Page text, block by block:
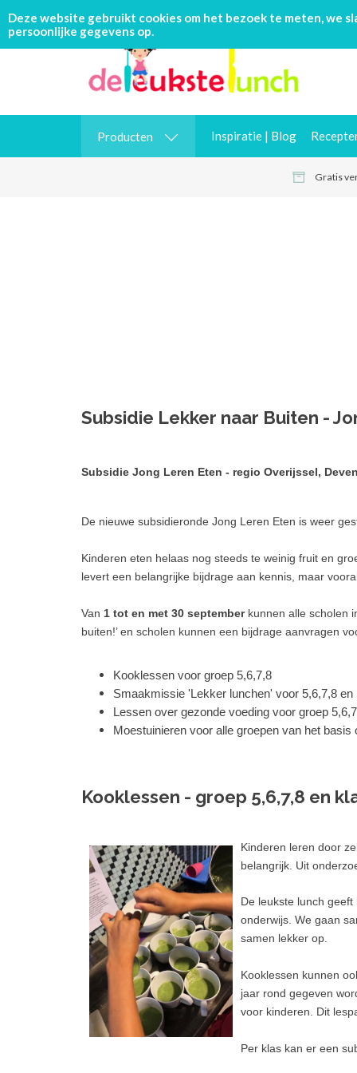
Producten Inspiratie | Blog
Gratis
Subsidie Lekker naar Buiten -
Subsidie Jong Leren Eten - regio Overijssel,
De nieuwe subsidieronde Jong Leren Eten is weer
Kinderen eten helaas nog steeds te weinig fruit en
levert een belangrijke bijdrage aan kennis, maar
Van 1 tot en met 30 septemberkunnen alle scholen
buiten!’ en scholen kunnen een bijdrage aanvragen
Kooklessen voor groep 5,6,7,8
Smaakmissie 'Lekker lunchen' voor 5,6,7,8
Lessen over gezonde voeding voor groep
Moestuinieren voor alle groepen van het
Kooklessen - groep 5,6,7,8 en
Kinderen leren door
belangrijk. Uit
De leukste lunch
onderwijs. We gaan
samen lekker op.
Kooklessen kunnen
jaar rond gegeven
voor kinderen. Dit
Per klas kan er een
Deze website gebruikt cookies om het bezoek te meten, we
persoonlijke gegevens op.